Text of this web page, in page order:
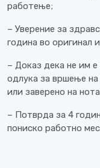
работење;
– Уверение за
година во оригинал
– Доказ дека не им е
одлука за вршење на
или заверено на
– Потврда за 4
пониско работно